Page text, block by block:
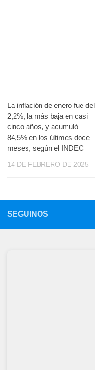
La inflación de enero fue del
2,2%, la más baja en casi
cinco años, y acumuló
84,5% en los últimos doce
meses, según el INDEC
14 DE FEBRERO DE 2025
SEGUINOS